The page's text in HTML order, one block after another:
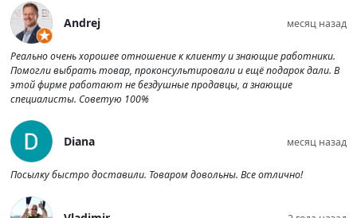
Andrej месяц назад
Реально очень хорошее отношение к клиенту и знающие работники.
Помогли выбрать товар, проконсультировали и ещё подарок дали. В
этой фирме работают не бездушные продавцы, а знающие
специалисты. Советую 100%
Diana месяц назад
Посылку быстро доставили. Товаром довольны. Все отлично!